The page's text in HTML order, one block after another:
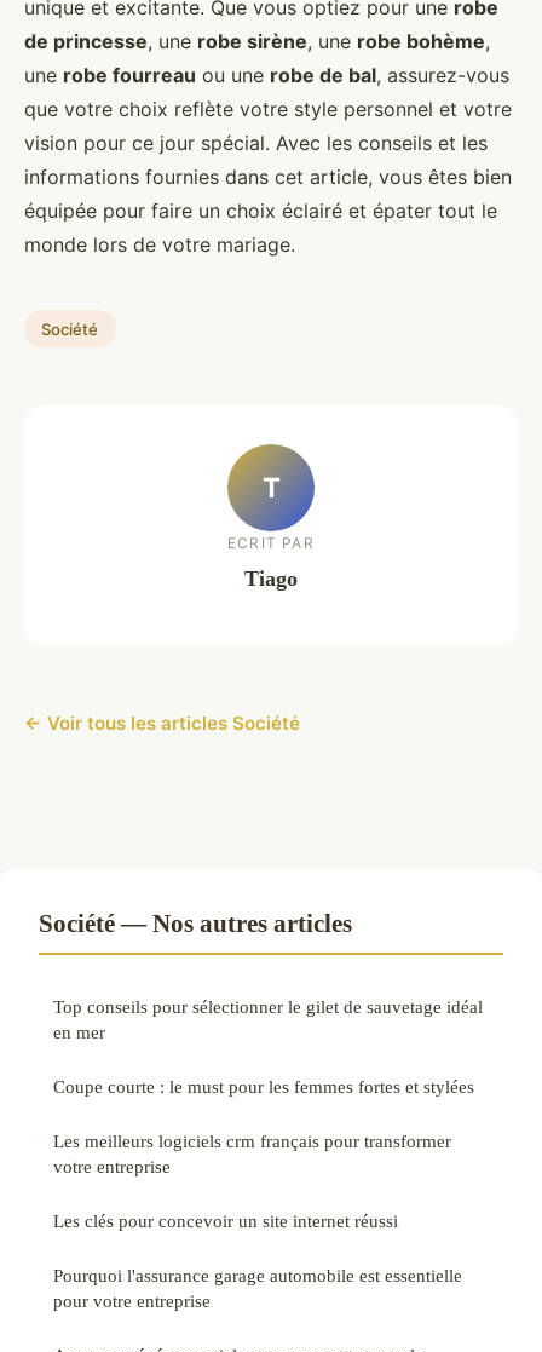
unique et excitante. Que vous optiez pour une robe
de princesse, une robe sirène, une robe bohème,
une robe fourreau ou une robe de bal, assurez-vous
que votre choix reflète votre style personnel et votre
vision pour ce jour spécial. Avec les conseils et les
informations fournies dans cet article, vous êtes bien
équipée pour faire un choix éclairé et épater tout le
monde lors de votre mariage.
Société
T
ECRIT PAR
Tiago
← Voir tous les articles Société
Société — Nos autres articles
Top conseils pour sélectionner le gilet de sauvetage idéal
en mer
Coupe courte : le must pour les femmes fortes et stylées
Les meilleurs logiciels crm français pour transformer
votre entreprise
Les clés pour concevoir un site internet réussi
Pourquoi l'assurance garage automobile est essentielle
pour votre entreprise